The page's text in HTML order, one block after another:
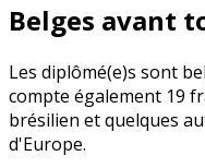
Belges avant
Les diplômé(e)s sont
compte également 19
brésilien et quelques
d'Europe.